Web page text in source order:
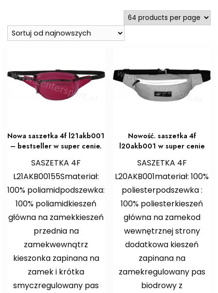
najnowszych
Nowa saszetka 4f l21akb001
– bestseller w super cenie.
SASZETKA 4F
L21AKB00155Smateriał:
100% poliamidpodszewka:
100% poliamidkieszeń
główna na zamekkieszeń
przednia na
zamekwewnątrz
kieszonka zapinana na
zamek i krótka
smyczregulowany pas
Nowość. saszetka 4f
l20akb001 w super cenie
SASZETKA 4F
L20AKB001materiał: 100%
poliesterpodszewka :
100% poliesterkieszeń
główna na zamekod
wewnętrznej strony
dodatkowa kieszeń
zapinana na
zamekregulowany pas
biodrowy z